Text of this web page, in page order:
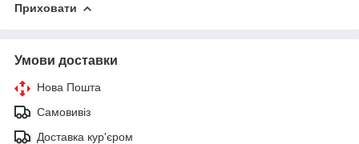
Приховати
Умови доставки
Нова Пошта
Самовивіз
Доставка кур'єром